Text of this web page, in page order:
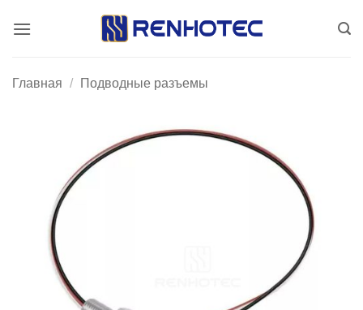
Главная / Подводные разъемы